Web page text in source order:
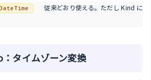
従来どおり使える。ただし Kind に注
タイムゾーン変換